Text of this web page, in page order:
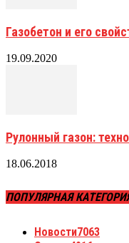
Газобетон и его
19.09.2020
Рулонный газон:
18.06.2018
ПОПУЛЯРНАЯ
Новости7063